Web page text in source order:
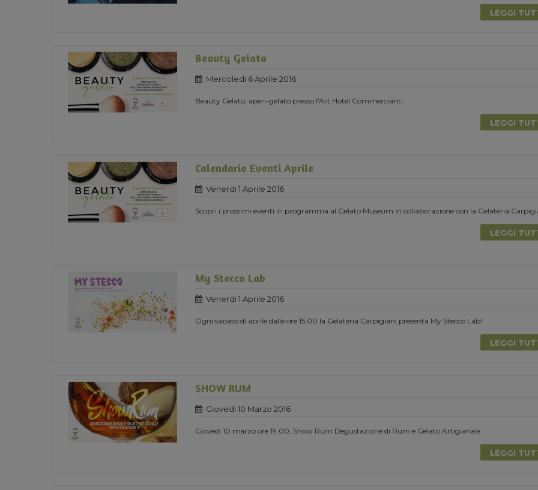
LEGGI
Beauty Gelato
Mercoledi 6 Aprile 2016
Beauty Gelato, aperi-gelato presso l'Art Hotel Commercianti
LEGGI
Calendario Eventi Aprile
Venerdi 1 Aprile 2016
Scopri i prossimi eventi in programma al Gelato Museum in collaborazione con la Gelateria
LEGGI
My Stecco Lab
Venerdi 1 Aprile 2016
Ogni sabato di aprile dalle ore 15.00 la Gelateria Carpigiani presenta My Stecco Lab!
LEGGI
SHOW RUM
Giovedi 10 Marzo 2016
Giovedi 10 marzo ore 19.00, Show Rum Degustazione di Rum e Gelato Artigianale
LEGGI